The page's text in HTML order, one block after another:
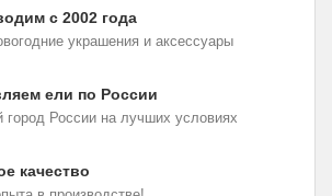
с 2002 года
украшения и аксессуары
ели по России
город России на лучших условиях
качество